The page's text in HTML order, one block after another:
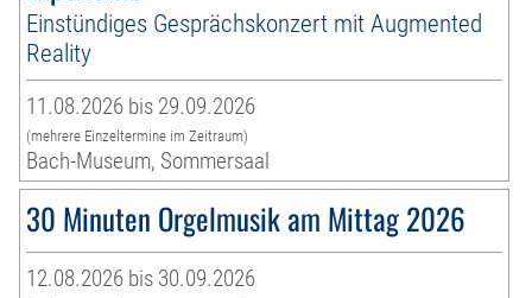
Einstündiges Gesprächskonzert mit Augmented
Reality
11.08.2026 bis 29.09.2026
(mehrere Einzeltermine im Zeitraum)
Bach-Museum, Sommersaal
30 Minuten Orgelmusik am Mittag 2026
12.08.2026 bis 30.09.2026